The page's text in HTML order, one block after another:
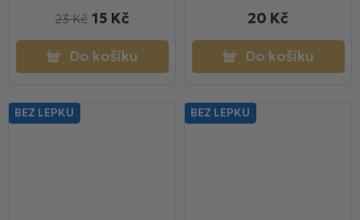
15 Kč
23 Kč
Do košíku
20 Kč
Do košíku
BEZ LEPKU BEZ LEPKU